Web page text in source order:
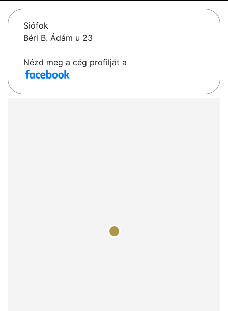
Siófok
Béri B. Ádám u 23
Nézd meg a cég profilját a